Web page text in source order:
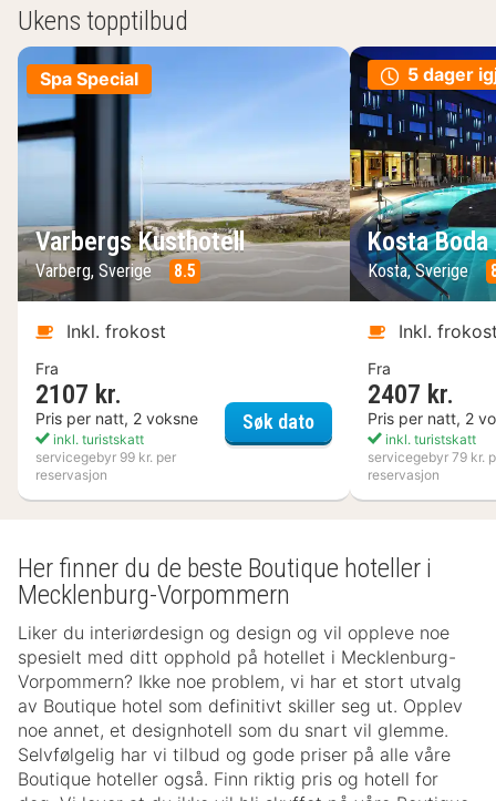
Ukens topptilbud
Spa Special
Varbergs Kusthotell
Varberg, Sverige 8.5
Inkl. frokost
Fra
2107 kr.
Pris per natt, 2 voksne
inkl. turistskatt
servicegebyr 99 kr. per
reservasjon
Søk datoVarbergs Kusthotell
5 dager
Kosta
Kosta, Sverige
Inkl.
Fra
2407 kr.
Pris per natt, 2
inkl. turistskatt
servicegebyr 79 kr.
reservasjon
Her finner du de beste Boutique hoteller i
Mecklenburg-Vorpommern
Liker du interiørdesign og design og vil oppleve noe
spesielt med ditt opphold på hotellet i Mecklenburg-
Vorpommern? Ikke noe problem, vi har et stort utvalg
av Boutique hotel som definitivt skiller seg ut. Opplev
noe annet, et designhotell som du snart vil glemme.
Selvfølgelig har vi tilbud og gode priser på alle våre
Boutique hoteller også. Finn riktig pris og hotell for